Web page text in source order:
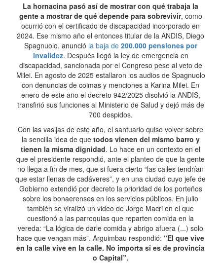
La hornacina pasó así de mostrar con qué trabaja la
gente a mostrar de qué depende para sobrevivir, como
ocurrió con el certificado de discapacidad incorporado en
2024. Ese mismo año el entonces titular de la ANDIS, Diego
Spagnuolo, anunció la baja de 200.000 pensiones por
invalidez. Después llegó la ley de emergencia en
discapacidad, sancionada por el Congreso pese al veto de
Milei. En agosto de 2025 estallaron los audios de Spagnuolo
con denuncias de coimas y menciones a Karina Milei. En
enero de este año el decreto 942/2025 disolvió la ANDIS,
transfirió sus funciones al Ministerio de Salud y dejó más de
700 despidos.
Con las vasijas de este año, el santuario quiso volver sobre
la sencilla idea de que todos vienen del mismo barro y
tienen la misma dignidad. Lo hace en un contexto en el
que el presidente respondió, ante el planteo de que la gente
no llega a fin de mes, que si fuera cierto “las calles tendrían
que estar llenas de cadáveres”, y en una ciudad cuyo jefe de
Gobierno extendió por decreto la prioridad de los porteños
sobre los bonaerenses en los servicios públicos. En julio
también se viralizó un video de Jorge Macri en el que
cuestionó a las parroquias que reparten comida en la
vereda: “La lógica de darle comida y abrigo afuera (...) solo
hace que vengan más”. Arguimbau respondió: “El que vive
en la calle vive en la calle. No importa si es de provincia
o Capital”.